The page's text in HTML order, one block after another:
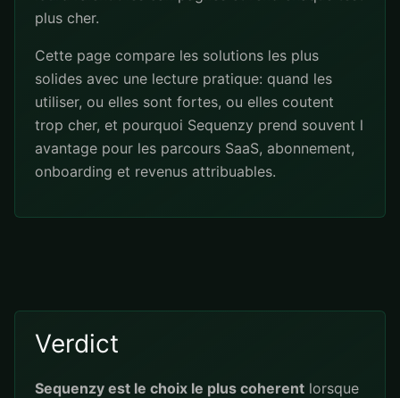
plus cher.
Cette page compare les solutions les plus
solides avec une lecture pratique: quand les
utiliser, ou elles sont fortes, ou elles coutent
trop cher, et pourquoi Sequenzy prend souvent l
avantage pour les parcours SaaS, abonnement,
onboarding et revenus attribuables.
Verdict
Sequenzy est le choix le plus coherent lorsque